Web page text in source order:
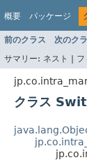
概要 パッケージ
前のクラス 次のク
サマリー: ネスト |
クラス